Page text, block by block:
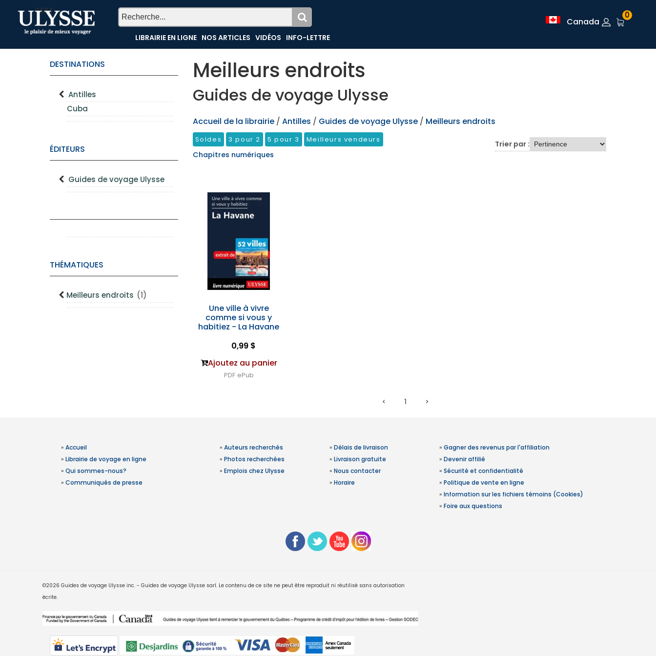
TEST
LIBRAIRIE EN LIGNE NOS ARTICLES VIDÉOS INFO-LETTRE
Canada
0
DESTINATIONS
Antilles
Cuba
ÉDITEURS
Guides de voyage Ulysse
THÉMATIQUES
Meilleurs endroits (1)
Meilleurs endroits
Guides de voyage Ulysse
Accueil de la librairie / Antilles / Guides de voyage Ulysse / Meilleurs endroits
Soldes 3 pour 2 5 pour 3 Meilleurs vendeurs
Chapitres numériques
Trier par :
Une ville à vivre
comme si vous y
habitiez - La Havane
0,99 $
Ajoutez au panier
PDF ePub
1
» Accueil
» Librairie de voyage en ligne
» Qui sommes-nous?
» Communiqués de presse
» Auteurs recherchés
» Photos recherchées
» Emplois chez Ulysse
» Délais de livraison
» Livraison gratuite
» Nous contacter
» Horaire
» Gagner des revenus par l'affiliation
» Devenir affilié
» Sécurité et confidentialité
» Politique de vente en ligne
» Information sur les fichiers témoins (Cookies)
» Foire aux questions
©2026 Guides de voyage Ulysse inc. - Guides de voyage Ulysse sarl. Le contenu de ce site ne peut être reproduit ni réutilisé sans autorisation
écrite.